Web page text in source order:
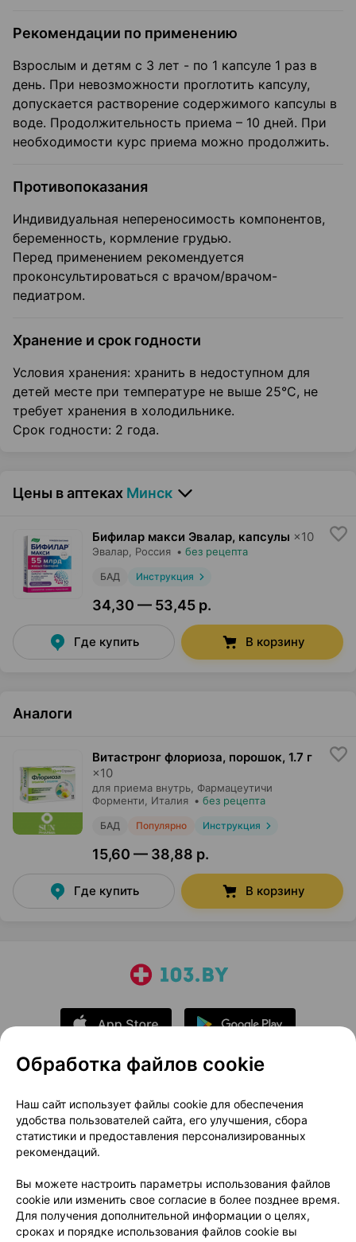
Рекомендации по применению
Взрослым и детям с 3 лет - по 1 капсуле 1 раз в
день. При невозможности проглотить капсулу,
допускается растворение содержимого капсулы в
воде. Продолжительность приема – 10 дней. При
необходимости курс приема можно продолжить.
Противопоказания
Индивидуальная непереносимость компонентов,
беременность, кормление грудью.
Перед применением рекомендуется
проконсультироваться с врачом/врачом-
педиатром.
Хранение и срок годности
Условия хранения: хранить в недоступном для
детей месте при температуре не выше 25°С, не
требует хранения в холодильнике.
Срок годности: 2 года.
Цены в аптеках Минск
Бифилар макси Эвалар, капсулы ×10
Эвалар, Россия • без рецепта
БАД Инструкция
34,30 — 53,45 р.
Где купить В корзину
Аналоги
Витастронг флориоза, порошок, 1.7 г
×10
для приема внутрь, Фармацеутичи
Форменти, Италия • без рецепта
БАД Популярно Инструкция
15,60 — 38,88 р.
Где купить В корзину
О проекте
Новости проекта
Размещение рекламы
Медицинский маркетинг
Публичный договор
Доставка
Способы оплаты
Вакансии
Партнеры
Написать руководителю 103.by
Написать в поддержку
Обработка файлов cookie
Наш сайт использует файлы cookie для обеспечения
удобства пользователей сайта, его улучшения, сбора
статистики и предоставления персонализированных
рекомендаций.
Вы можете настроить параметры использования файлов
cookie или изменить свое согласие в более позднее время.
Для получения дополнительной информации о целях,
сроках и порядке использования файлов cookie вы